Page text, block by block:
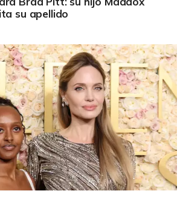
su apellido